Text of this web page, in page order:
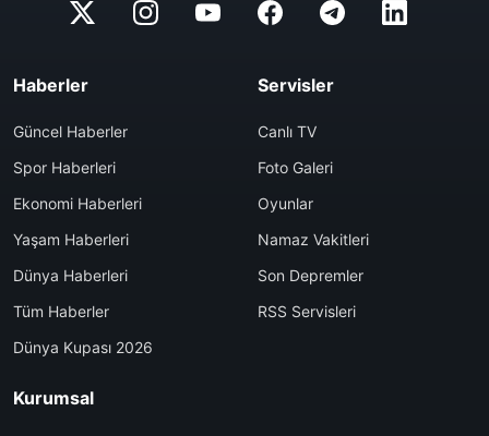
Haberler
Güncel Haberler
Spor Haberleri
Ekonomi Haberleri
Yaşam Haberleri
Dünya Haberleri
Tüm Haberler
Dünya Kupası 2026
Servisler
Canlı TV
Foto Galeri
Oyunlar
Namaz Vakitleri
Son Depremler
RSS Servisleri
Kurumsal